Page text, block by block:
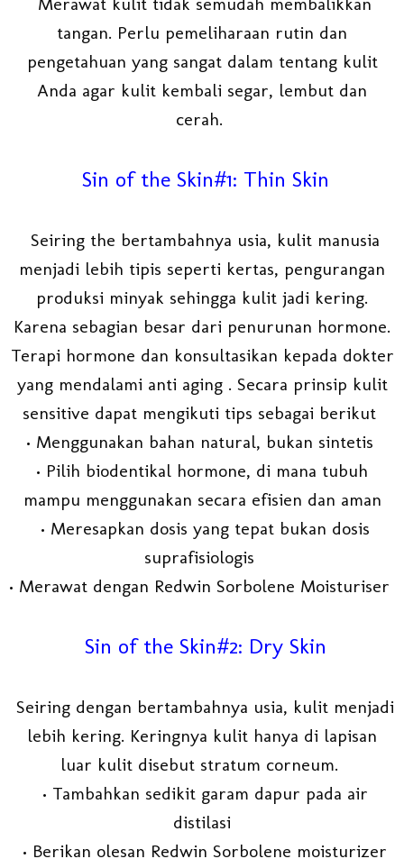
tangan. Perlu pemeliharaan rutin dan
pengetahuan yang sangat dalam tentang kulit
Anda agar kulit kembali segar, lembut dan
cerah.
Sin of the Skin#1: Thin Skin
Seiring the bertambahnya usia, kulit manusia
menjadi lebih tipis seperti kertas, pengurangan
produksi minyak sehingga kulit jadi kering.
Karena sebagian besar dari penurunan hormone.
Terapi hormone dan konsultasikan kepada dokter
yang mendalami anti aging . Secara prinsip kulit
sensitive dapat mengikuti tips sebagai berikut
• Menggunakan bahan natural, bukan sintetis
• Pilih biodentikal hormone, di mana tubuh
mampu menggunakan secara efisien dan aman
• Meresapkan dosis yang tepat bukan dosis
suprafisiologis
• Merawat dengan Redwin Sorbolene Moisturiser
Sin of the Skin#2: Dry Skin
Seiring dengan bertambahnya usia, kulit menjadi
lebih kering. Keringnya kulit hanya di lapisan
luar kulit disebut stratum corneum.
• Tambahkan sedikit garam dapur pada air
distilasi
• Berikan olesan Redwin Sorbolene moisturizer